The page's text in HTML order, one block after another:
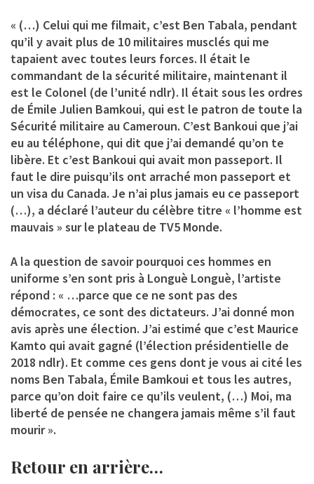
« (…) Celui qui me filmait, c’est Ben Tabala, pendant
qu’il y avait plus de 10 militaires musclés qui me
tapaient avec toutes leurs forces. Il était le
commandant de la sécurité militaire, maintenant il
est le Colonel (de l’unité ndlr). Il était sous les ordres
de Émile Julien Bamkoui, qui est le patron de toute la
Sécurité militaire au Cameroun. C’est Bankoui que j’ai
eu au téléphone, qui dit que j’ai demandé qu’on te
libère. Et c’est Bankoui qui avait mon passeport. Il
faut le dire puisqu’ils ont arraché mon passeport et
un visa du Canada. Je n’ai plus jamais eu ce passeport
(…), a déclaré l’auteur du célèbre titre « l’homme est
mauvais » sur le plateau de TV5 Monde.
A la question de savoir pourquoi ces hommes en
uniforme s’en sont pris à Longuè Longuè, l’artiste
répond : « …parce que ce ne sont pas des
démocrates, ce sont des dictateurs. J’ai donné mon
avis après une élection. J’ai estimé que c’est Maurice
Kamto qui avait gagné (l’élection présidentielle de
2018 ndlr). Et comme ces gens dont je vous ai cité les
noms Ben Tabala, Émile Bamkoui et tous les autres,
parce qu’on doit faire ce qu’ils veulent, (…) Moi, ma
liberté de pensée ne changera jamais même s’il faut
mourir ».
Retour en arrière…